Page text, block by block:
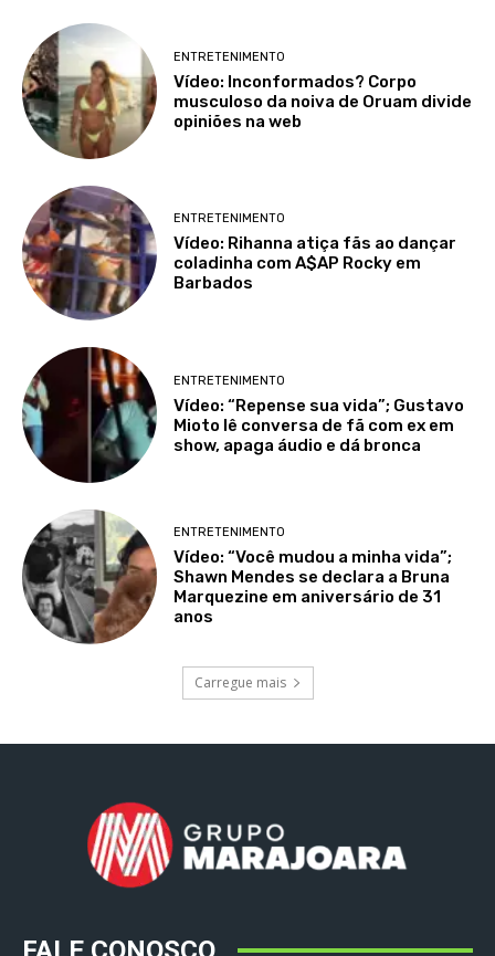
ENTRETENIMENTO
Vídeo: Inconformados? Corpo
musculoso da noiva de Oruam divide
opiniões na web
ENTRETENIMENTO
Vídeo: Rihanna atiça fãs ao dançar
coladinha com A$AP Rocky em
Barbados
ENTRETENIMENTO
Vídeo: “Repense sua vida”; Gustavo
Mioto lê conversa de fã com ex em
show, apaga áudio e dá bronca
ENTRETENIMENTO
Vídeo: “Você mudou a minha vida”;
Shawn Mendes se declara a Bruna
Marquezine em aniversário de 31
anos
Carregue mais